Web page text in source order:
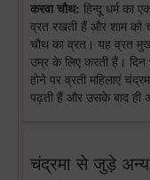
करवा चौथ: हिन्दू धर्म का
व्रत रखती हैं और शाम को
चौथ का व्रत। यह व्रत
उम्र के लिए करती हैं। दिन
होने पर व्रती महिलाएं
पढ़ती हैं और उसके बाद ही
चंद्रमा से जुड़े अन्य